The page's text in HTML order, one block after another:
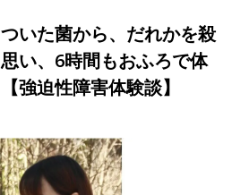
いた菌から、だれかを殺
い、6時間もおふろで体
強迫性障害体験談】